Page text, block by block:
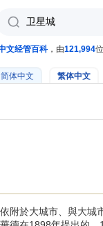
文经管百科 ，由121,994
简体中文 繁体中文
附於大城市、與大